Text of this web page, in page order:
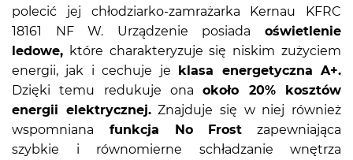
polecić jej chłodziarko-zamrażarka Kernau KFRC
18161 NF W. Urządzenie posiada oświetlenie
ledowe, które charakteryzuje się niskim zużyciem
energii, jak i cechuje je klasa energetyczna A+.
Dzięki temu redukuje onaokoło 20% kosztów
energii elektrycznej.Znajduje się w niej również
wspomniana funkcja No Frost zapewniająca
szybkie i równomierne schładzanie wnętrza